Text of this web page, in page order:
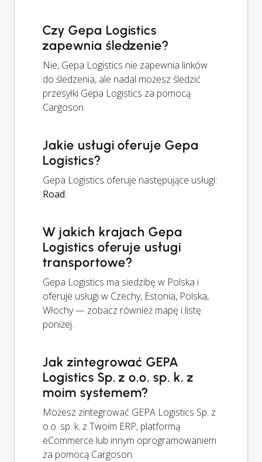
Czy Gepa Logistics
zapewnia śledzenie?
Nie, Gepa Logistics nie zapewnia linków
do śledzenia, ale nadal możesz śledzić
przesyłki Gepa Logistics za pomocą
Cargoson.
Jakie usługi oferuje Gepa
Logistics?
Gepa Logistics oferuje następujące usługi:
Road.
W jakich krajach Gepa
Logistics oferuje usługi
transportowe?
Gepa Logistics ma siedzibę w Polska i
oferuje usługi w Czechy, Estonia, Polska,
Włochy — zobacz również mapę i listę
poniżej.
Jak zintegrować GEPA
Logistics Sp. z o.o. sp. k. z
moim systemem?
Możesz zintegrować GEPA Logistics Sp. z
o.o. sp. k. z Twoim ERP, platformą
eCommerce lub innym oprogramowaniem
za pomocą Cargoson.